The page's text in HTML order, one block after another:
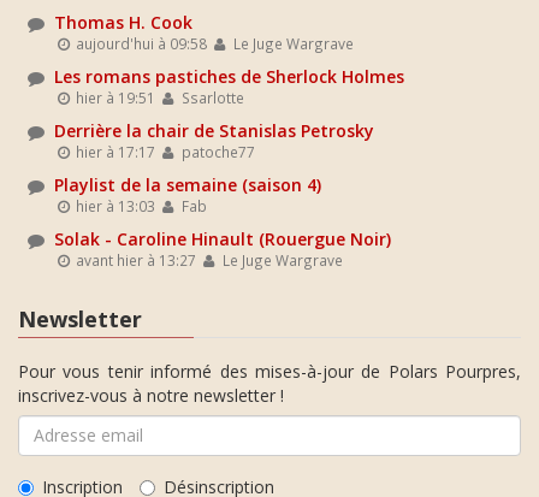
Thomas H. Cook
aujourd'hui à 09:58 Le Juge Wargrave
Les romans pastiches de Sherlock Holmes
hier à 19:51 Ssarlotte
Derrière la chair de Stanislas Petrosky
hier à 17:17 patoche77
Playlist de la semaine (saison 4)
hier à 13:03 Fab
Solak - Caroline Hinault (Rouergue Noir)
avant hier à 13:27 Le Juge Wargrave
Newsletter
Pour vous tenir informé des mises-à-jour de Polars Pourpres,
inscrivez-vous à notre newsletter !
Inscription Désinscription